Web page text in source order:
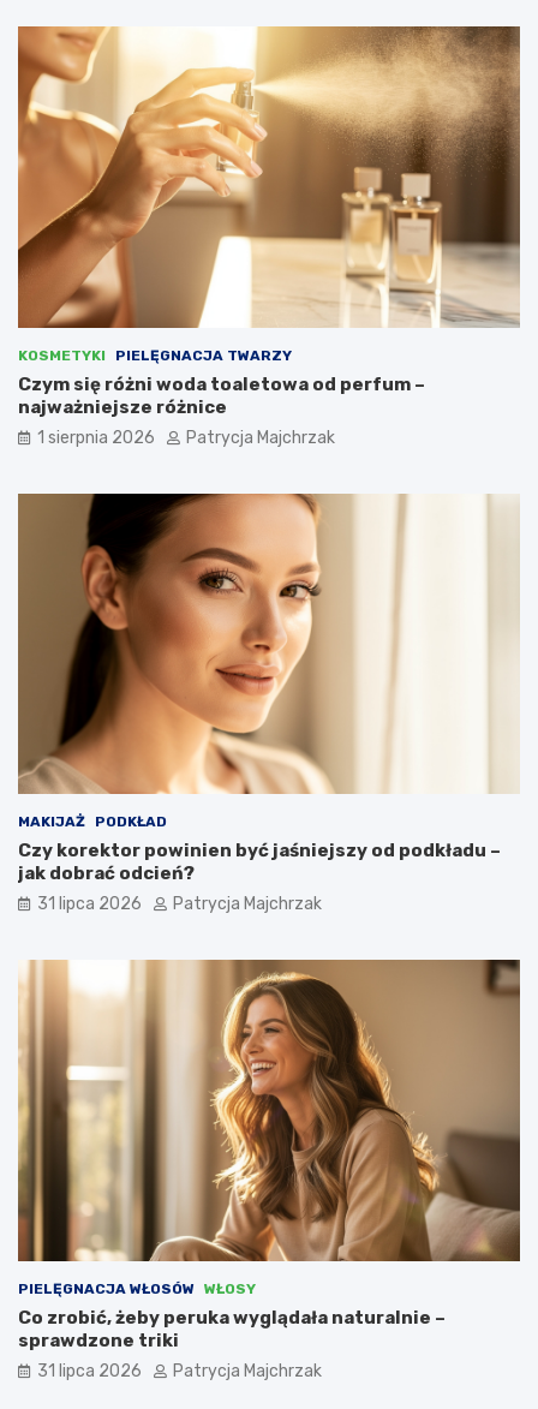
KOSMETYKI PIELĘGNACJA TWARZY
Czym się różni woda toaletowa od perfum –
najważniejsze różnice
1 sierpnia 2026 Patrycja Majchrzak
MAKIJAŻ PODKŁAD
Czy korektor powinien być jaśniejszy od podkładu –
jak dobrać odcień?
31 lipca 2026 Patrycja Majchrzak
PIELĘGNACJA WŁOSÓW WŁOSY
Co zrobić, żeby peruka wyglądała naturalnie –
sprawdzone triki
31 lipca 2026 Patrycja Majchrzak